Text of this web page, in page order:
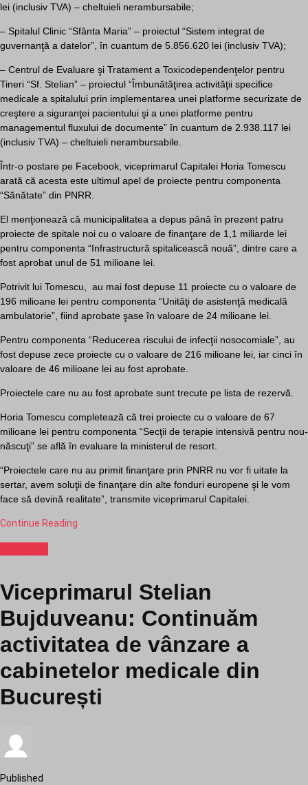
lei (inclusiv TVA) – cheltuieli nerambursabile;
– Spitalul Clinic “Sfânta Maria” – proiectul “Sistem integrat de
guvernanţă a datelor”, în cuantum de 5.856.620 lei (inclusiv TVA);
– Centrul de Evaluare şi Tratament a Toxicodependenţelor pentru
Tineri “Sf. Stelian” – proiectul “Îmbunătăţirea activităţii specifice
medicale a spitalului prin implementarea unei platforme securizate de
creştere a siguranţei pacientului şi a unei platforme pentru
managementul fluxului de documente” în cuantum de 2.938.117 lei
(inclusiv TVA) – cheltuieli nerambursabile.
Într-o postare pe Facebook, viceprimarul Capitalei Horia Tomescu
arată că acesta este ultimul apel de proiecte pentru componenta
“Sănătate” din PNRR.
El menţionează că municipalitatea a depus până în prezent patru
proiecte de spitale noi cu o valoare de finanţare de 1,1 miliarde lei
pentru componenta “Infrastructură spitalicească nouă”, dintre care a
fost aprobat unul de 51 milioane lei.
Potrivit lui Tomescu, au mai fost depuse 11 proiecte cu o valoare de
196 milioane lei pentru componenta “Unităţi de asistenţă medicală
ambulatorie”, fiind aprobate şase în valoare de 24 milioane lei.
Pentru componenta “Reducerea riscului de infecţii nosocomiale”, au
fost depuse zece proiecte cu o valoare de 216 milioane lei, iar cinci în
valoare de 46 milioane lei au fost aprobate.
Proiectele care nu au fost aprobate sunt trecute pe lista de rezervă.
Horia Tomescu completează că trei proiecte cu o valoare de 67
milioane lei pentru componenta “Secţii de terapie intensivă pentru nou-
născuţi” se află în evaluare la ministerul de resort.
“Proiectele care nu au primit finanţare prin PNRR nu vor fi uitate la
sertar, avem soluţii de finanţare din alte fonduri europene şi le vom
face să devină realitate”, transmite viceprimarul Capitalei.
Continue Reading
Viceprimarul Stelian
Bujduveanu: Continuăm
activitatea de vânzare a
cabinetelor medicale din
București
Published